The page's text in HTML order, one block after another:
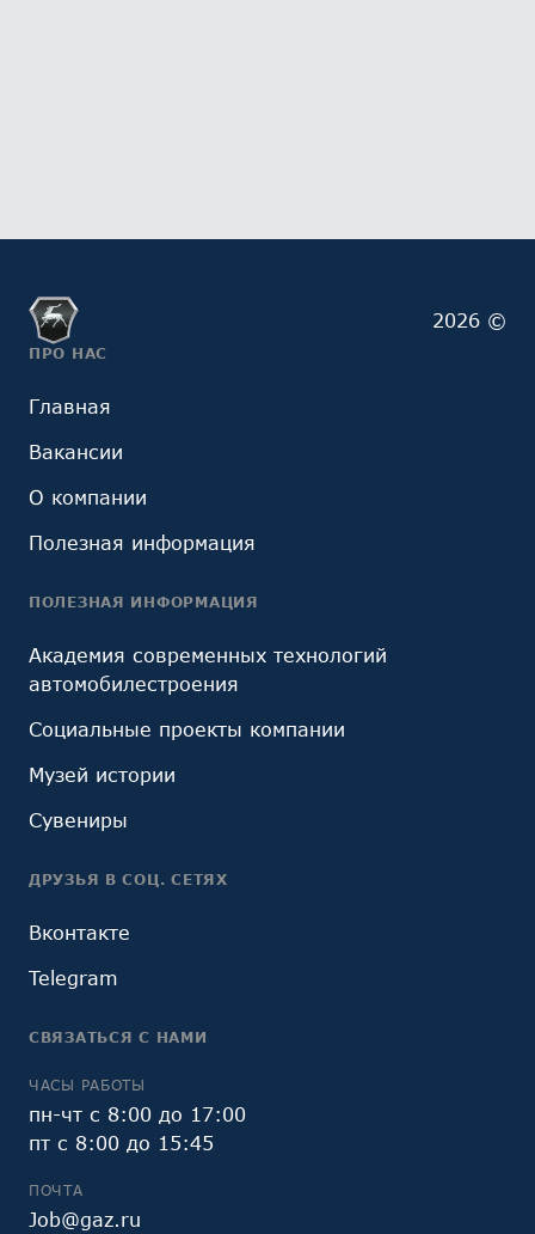
2026 ©
ПРО НАС
Главная
Вакансии
О компании
Полезная информация
ПОЛЕЗНАЯ ИНФОРМАЦИЯ
Академия современных технологий
автомобилестроения
Социальные проекты компании
Музей истории
Сувениры
ДРУЗЬЯ В СОЦ. СЕТЯХ
Вконтакте
Telegram
СВЯЗАТЬСЯ С НАМИ
ЧАСЫ РАБОТЫ
пн-чт с 8:00 до 17:00
пт с 8:00 до 15:45
ПОЧТА
Job@gaz.ru